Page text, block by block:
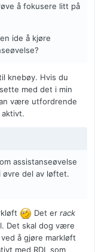
å fokusere litt på
ide å kjøre
knebøy. Hvis du
med det i min
være utfordrende
assistanseøvelse
øvre del av løftet.
Det er rack
Det skal dog være
å gjøre markløft
med RDL som